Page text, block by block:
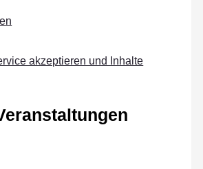
akzeptieren und Inhalte